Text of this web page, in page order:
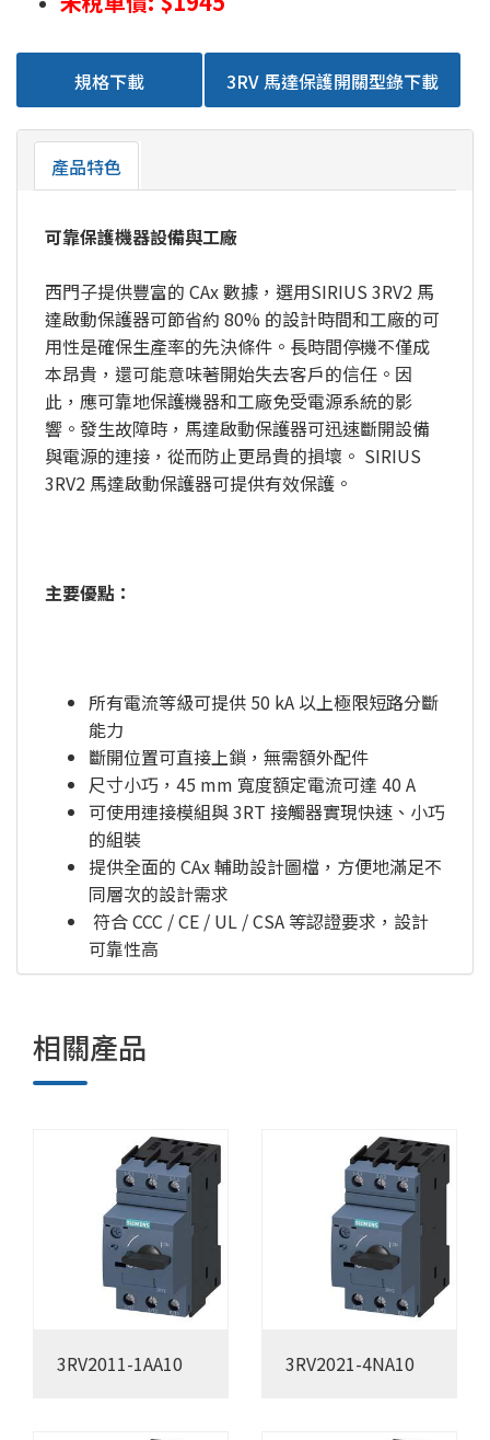
規格下載 3RV 馬達保護開關型錄下載
產品特色
可靠保護機器設備與工廠
西門子提供豐富的 CAx 數據，選用SIRIUS 3RV2 馬
達啟動保護器可節省約 80% 的設計時間和工廠的可
用性是確保生產率的先決條件。長時間停機不僅成
本昂貴，還可能意味著開始失去客戶的信任。因
此，應可靠地保護機器和工廠免受電源系統的影
響。發生故障時，馬達啟動保護器可迅速斷開設備
與電源的連接，從而防止更昂貴的損壞。 SIRIUS
3RV2 馬達啟動保護器可提供有效保護。
主要優點：
所有電流等級可提供 50 kA 以上極限短路分斷
能力
斷開位置可直接上鎖，無需額外配件
尺寸小巧，45 mm 寬度額定電流可達 40 A
可使用連接模組與 3RT 接觸器實現快速、小巧
的組裝
提供全面的 CAx 輔助設計圖檔，方便地滿足不
同層次的設計需求
符合 CCC / CE / UL / CSA 等認證要求，設計
可靠性高
相關產品
3RV2011-1AA10 3RV2021-4NA10